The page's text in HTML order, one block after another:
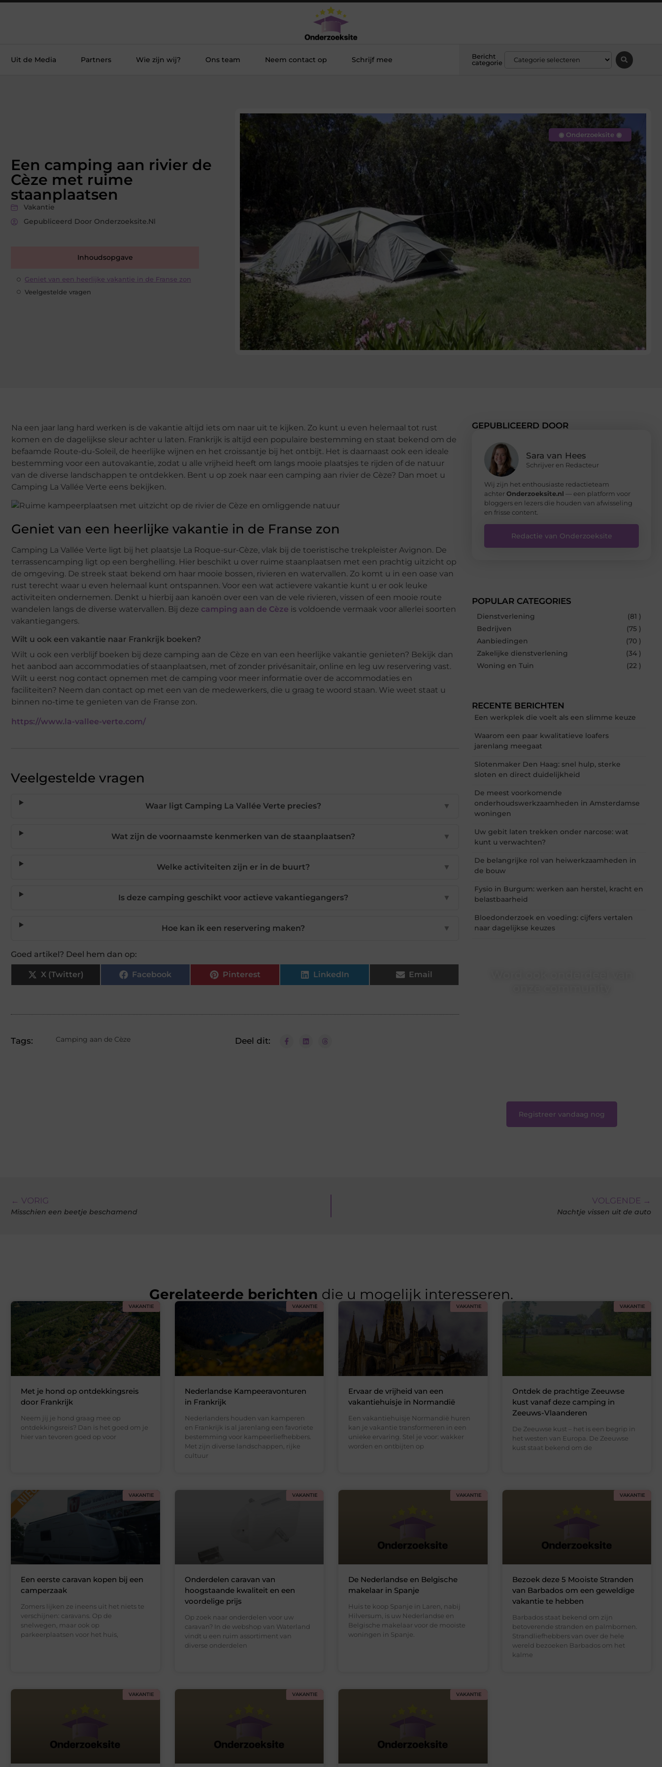
Uit de Media Partners Wie zijn wij? Ons team Neem contact op Schrijf mee
Bericht
categorie
Een camping aan rivier de
Cèze met ruime
staanplaatsen
Vakantie
Gepubliceerd Door Onderzoeksite.nl
Inhoudsopgave
Geniet van een heerlijke vakantie in de Franse zon
Veelgestelde vragen
◉ Onderzoeksite ◉
Na een jaar lang hard werken is de vakantie altijd iets om naar uit te kijken. Zo kunt u even helemaal tot rust
komen en de dagelijkse sleur achter u laten. Frankrijk is altijd een populaire bestemming en staat bekend om de
befaamde Route-du-Soleil, de heerlijke wijnen en het croissantje bij het ontbijt. Het is daarnaast ook een ideale
bestemming voor een autovakantie, zodat u alle vrijheid heeft om langs mooie plaatsjes te rijden of de natuur
van de diverse landschappen te ontdekken. Bent u op zoek naar een camping aan rivier de Cèze? Dan moet u
Camping La Vallée Verte eens bekijken.
Geniet van een heerlijke vakantie in de Franse zon
Camping La Vallée Verte ligt bij het plaatsje La Roque-sur-Cèze, vlak bij de toeristische trekpleister Avignon. De
terrassencamping ligt op een berghelling. Hier beschikt u over ruime staanplaatsen met een prachtig uitzicht op
de omgeving. De streek staat bekend om haar mooie bossen, rivieren en watervallen. Zo komt u in een oase van
rust terecht waar u even helemaal kunt ontspannen. Voor een wat actievere vakantie kunt u er ook leuke
activiteiten ondernemen. Denkt u hierbij aan kanoën over een van de vele rivieren, vissen of een mooie route
wandelen langs de diverse watervallen. Bij deze camping aan de Cèze is voldoende vermaak voor allerlei soorten
vakantiegangers.
Wilt u ook een vakantie naar Frankrijk boeken?
Wilt u ook een verblijf boeken bij deze camping aan de Cèze en van een heerlijke vakantie genieten? Bekijk dan
het aanbod aan accommodaties of staanplaatsen, met of zonder privésanitair, online en leg uw reservering vast.
Wilt u eerst nog contact opnemen met de camping voor meer informatie over de accommodaties en
faciliteiten? Neem dan contact op met een van de medewerkers, die u graag te woord staan. Wie weet staat u
binnen no-time te genieten van de Franse zon.
https://www.la-vallee-verte.com/
Veelgestelde vragen
Waar ligt Camping La Vallée Verte precies? ▼
Wat zijn de voornaamste kenmerken van de staanplaatsen? ▼
Welke activiteiten zijn er in de buurt? ▼
Is deze camping geschikt voor actieve vakantiegangers? ▼
Hoe kan ik een reservering maken? ▼
Goed artikel? Deel hem dan op:
X (Twitter) Facebook Pinterest LinkedIn Email
Tags: Camping aan de Cèze Deel dit:
GEPUBLICEERD DOOR
Sara van Hees
Schrijver en Redacteur
Wij zijn het enthousiaste redactieteam
achterOnderzoeksite.nl — een platform voor
bloggers en lezers die houden van afwisseling
en frisse content.
Redactie van Onderzoeksite
POPULAR CATEGORIES
Dienstverlening
(81 )
Bedrijven
(75 )
Aanbiedingen
(70 )
Zakelijke dienstverlening
(34 )
Woning en Tuin
(22 )
RECENTE BERICHTEN
Een werkplek die voelt als een slimme keuze
Waarom een paar kwalitatieve loafers
jarenlang meegaat
Slotenmaker Den Haag: snel hulp, sterke
sloten en direct duidelijkheid
De meest voorkomende
onderhoudswerkzaamheden in Amsterdamse
woningen
Uw gebit laten trekken onder narcose: wat
kunt u verwachten?
De belangrijke rol van heiwerkzaamheden in
de bouw
Fysio in Burgum: werken aan herstel, kracht en
belastbaarheid
Bloedonderzoek en voeding: cijfers vertalen
naar dagelijkse keuzes
Registreer vandaag nog
← VORIG
Misschien een beetje beschamend
VOLGENDE →
Nachtje vissen uit de auto
Gerelateerde berichten die u mogelijk interesseren.
VAKANTIE
Met je hond op ontdekkingsreis
door Frankrijk
Neem jij je hond graag mee op
ontdekkingsreis? Dan is het goed om je
hier van tevoren goed op voor
VAKANTIE
Nederlandse Kampeeravonturen
in Frankrijk
Nederlanders houden van kamperen
en Frankrijk is al jarenlang een favoriete
bestemming voor kampeerliefhebbers.
Met zijn diverse landschappen, rijke
cultuur
VAKANTIE
Ervaar de vrijheid van een
vakantiehuisje in Normandië
Een vakantiehuisje Normandië huren
kan je vakantie transformeren in een
unieke ervaring. Stel je voor: wakker
worden en ontbijten op
VAKANTIE
Ontdek de prachtige Zeeuwse
kust vanaf deze camping in
Zeeuws-Vlaanderen
De Zeeuwse kust – het is een begrip in
het westen van Europa. De Zeeuwse
kust staat bekend om de
VAKANTIE
Een eerste caravan kopen bij een
camperzaak
Zomers lijken ze ineens uit het niets te
verschijnen: caravans. Op de
snelwegen, maar ook op
parkeerplaatsen voor het huis,
VAKANTIE
Onderdelen caravan van
hoogstaande kwaliteit en een
voordelige prijs
Op zoek naar onderdelen voor uw
caravan? In de webshop van Waterland
vindt u een ruim assortiment van
diverse onderdelen
VAKANTIE
De Nederlandse en Belgische
makelaar in Spanje
Huis te koop Spanje in Laren, nabij
Hilversum, is uw Nederlandse en
Belgische makelaar voor de mooiste
woningen in Spanje.
VAKANTIE
Bezoek deze 5 Mooiste Stranden
van Barbados om een geweldige
vakantie te hebben
Barbados staat bekend om zijn
betoverende stranden en palmbomen.
Strandliefhebbers van over de hele
wereld bezoeken Barbados om het
kalme
VAKANTIE VAKANTIE VAKANTIE